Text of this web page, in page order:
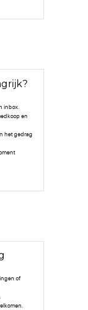
inbox.
en
het gedrag
of